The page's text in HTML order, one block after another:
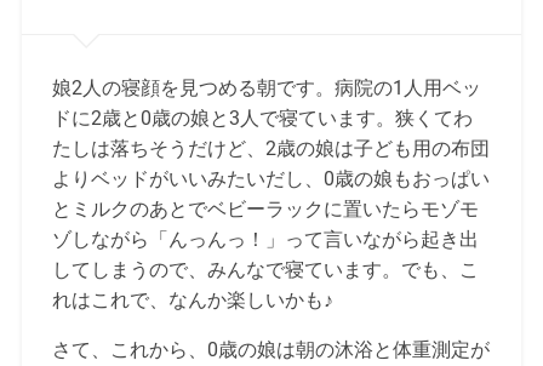
娘2人の寝顔を見つめる朝です。病院の1人用ベッ
ドに2歳と0歳の娘と3人で寝ています。狭くてわ
たしは落ちそうだけど、2歳の娘は子ども用の布団
よりベッドがいいみたいだし、0歳の娘もおっぱい
とミルクのあとでベビーラックに置いたらモゾモ
ゾしながら「んっんっ！」って言いながら起き出
してしまうので、みんなで寝ています。でも、こ
れはこれで、なんか楽しいかも♪
さて、これから、0歳の娘は朝の沐浴と体重測定が